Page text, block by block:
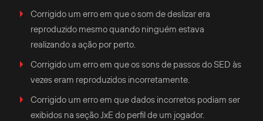
Corrigido um erro em que o som de deslizar era
reproduzido mesmo quando ninguém estava
realizando a ação por perto.
Corrigido um erro em que os sons de passos do SED às
vezes eram reproduzidos incorretamente.
Corrigido um erro em que dados incorretos podiam ser
exibidos na seção JxE do perfil de um jogador.